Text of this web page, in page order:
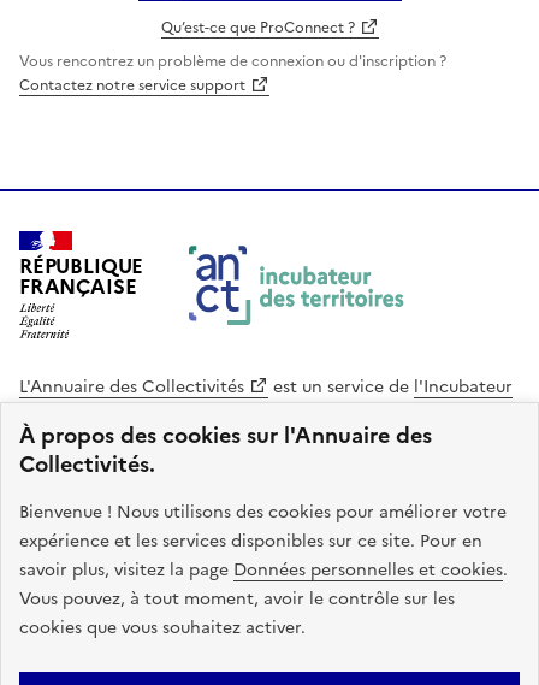
À propos des cookies sur l'Annuaire des
Collectivités.
Bienvenue ! Nous utilisons des cookies pour améliorer votre
expérience et les services disponibles sur ce site. Pour en
savoir plus, visitez la page Données personnelles et cookies.
Vous pouvez, à tout moment, avoir le contrôle sur les
cookies que vous souhaitez activer.
Qu’est-ce que ProConnect ?
Vous rencontrez un problème de connexion ou d'inscription ?
Contactez notre service support
RÉPUBLIQUE
FRANÇAISE
L'Annuaire des Collectivités est un service de l'Incubateur
Cohésion des Territoires
. Le code source de ce site web
est disponible en licence libre. Le design de ce site est conçu
avec le système de design de l’État.
legifrance.gouv.fr
info.gouv.fr
service-public.gouv.fr
data.gouv.fr
Plan du site Accessibilite : non conforme Mentions légales